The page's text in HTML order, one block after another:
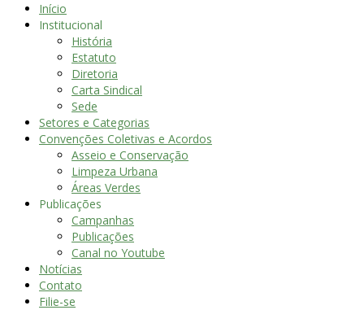
Início
Institucional
História
Estatuto
Diretoria
Carta Sindical
Sede
Setores e Categorias
Convenções Coletivas e Acordos
Asseio e Conservação
Limpeza Urbana
Áreas Verdes
Publicações
Campanhas
Publicações
Canal no Youtube
Notícias
Contato
Filie-se